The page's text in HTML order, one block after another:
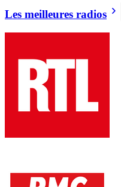
Les meilleures radios